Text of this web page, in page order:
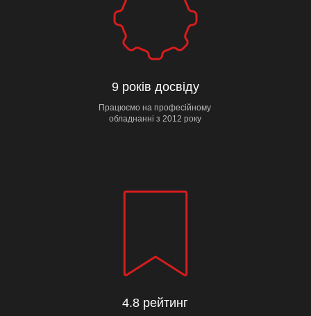
9 років досвіду
Працюємо на професійному
обладнанні з 2012 року
4.8 рейтинг